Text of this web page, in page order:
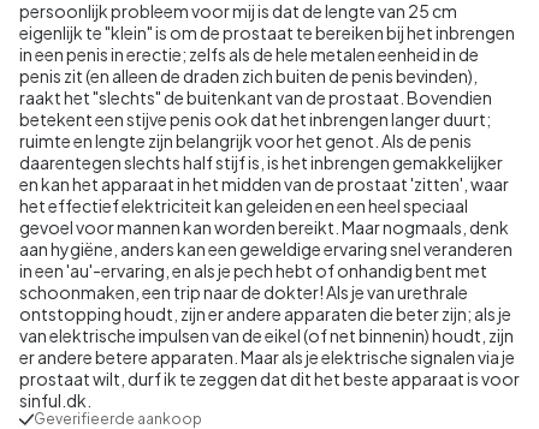
persoonlijk probleem voor mij is dat de lengte van 25 cm
eigenlijk te "klein" is om de prostaat te bereiken bij het inbrengen
in een penis in erectie; zelfs als de hele metalen eenheid in de
penis zit (en alleen de draden zich buiten de penis bevinden),
raakt het "slechts" de buitenkant van de prostaat. Bovendien
betekent een stijve penis ook dat het inbrengen langer duurt;
ruimte en lengte zijn belangrijk voor het genot. Als de penis
daarentegen slechts half stijf is, is het inbrengen gemakkelijker
en kan het apparaat in het midden van de prostaat 'zitten', waar
het effectief elektriciteit kan geleiden en een heel speciaal
gevoel voor mannen kan worden bereikt. Maar nogmaals, denk
aan hygiëne, anders kan een geweldige ervaring snel veranderen
in een 'au'-ervaring, en als je pech hebt of onhandig bent met
schoonmaken, een trip naar de dokter! Als je van urethrale
ontstopping houdt, zijn er andere apparaten die beter zijn; als je
van elektrische impulsen van de eikel (of net binnenin) houdt, zijn
er andere betere apparaten. Maar als je elektrische signalen via je
prostaat wilt, durf ik te zeggen dat dit het beste apparaat is voor
sinful.dk.
Geverifieerde aankoop